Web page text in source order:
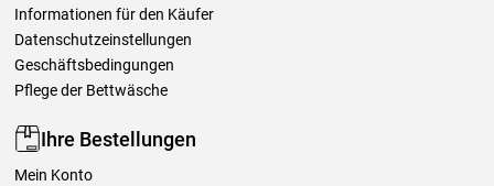
Informationen für den Käufer
Datenschutzeinstellungen
Geschäftsbedingungen
Pflege der Bettwäsche
Ihre Bestellungen
Mein Konto